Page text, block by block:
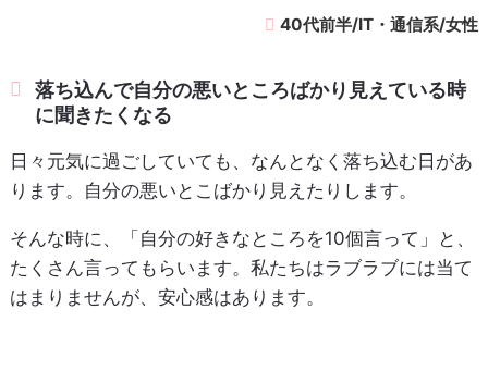
40代前半/IT・通信系/女性
落ち込んで自分の悪いところばかり見えている時
に聞きたくなる
日々元気に過ごしていても、なんとなく落ち込む日があ
ります。自分の悪いとこばかり見えたりします。
そんな時に、「自分の好きなところを10個言って」と、
たくさん言ってもらいます。私たちはラブラブには当て
はまりませんが、安心感はあります。